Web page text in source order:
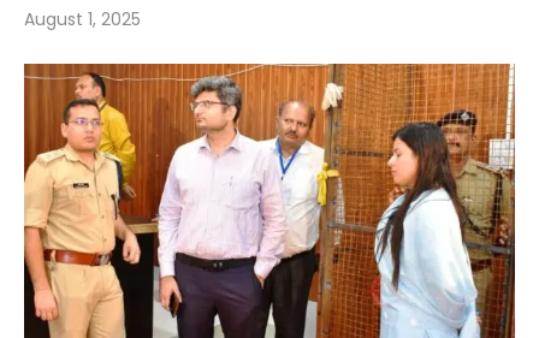
August 1, 2025